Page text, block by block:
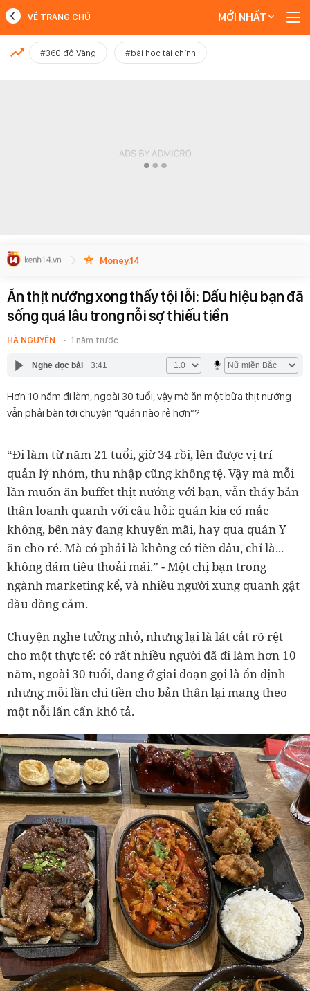
MỚI NHẤT
VỀ TRANG CHỦ MỚI NHẤT
#360 độ Vàng #bài học tài chính
Money.14
Ăn thịt nướng xong thấy tội lỗi: Dấu hiệu bạn đã
sống quá lâu trong nỗi sợ thiếu tiền
HÀ NGUYÊN 1 năm trước
Nghe đọc bài 3:41
Hơn 10 năm đi làm, ngoài 30 tuổi, vậy mà ăn một bữa thịt nướng
vẫn phải bàn tới chuyện “quán nào rẻ hơn”?
“Đi làm từ năm 21 tuổi, giờ 34 rồi, lên được vị trí
quản lý nhóm, thu nhập cũng không tệ. Vậy mà mỗi
lần muốn ăn buffet thịt nướng với bạn, vẫn thấy bản
thân loanh quanh với câu hỏi: quán kia có mắc
không, bên này đang khuyến mãi, hay qua quán Y
ăn cho rẻ. Mà có phải là không có tiền đâu, chỉ là...
không dám tiêu thoải mái.” - Một chị bạn trong
ngành marketing kể, và nhiều người xung quanh gật
đầu đồng cảm.
Chuyện nghe tưởng nhỏ, nhưng lại là lát cắt rõ rệt
cho một thực tế: có rất nhiều người đã đi làm hơn 10
năm, ngoài 30 tuổi, đang ở giai đoạn gọi là ổn định
nhưng mỗi lần chi tiền cho bản thân lại mang theo
một nỗi lấn cấn khó tả.